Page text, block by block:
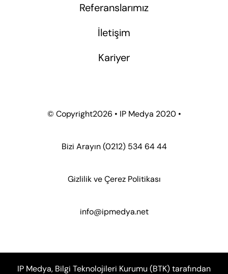
Referanslarımız
İletişim
Kariyer
© Copyright2026 • IP Medya 2020 •
Bizi Arayın(0212) 534 64 44
Gizlilik ve Çerez Politikası
info@ipmedya.net
IP Medya, Bilgi Teknolojileri Kurumu (BTK) tarafından